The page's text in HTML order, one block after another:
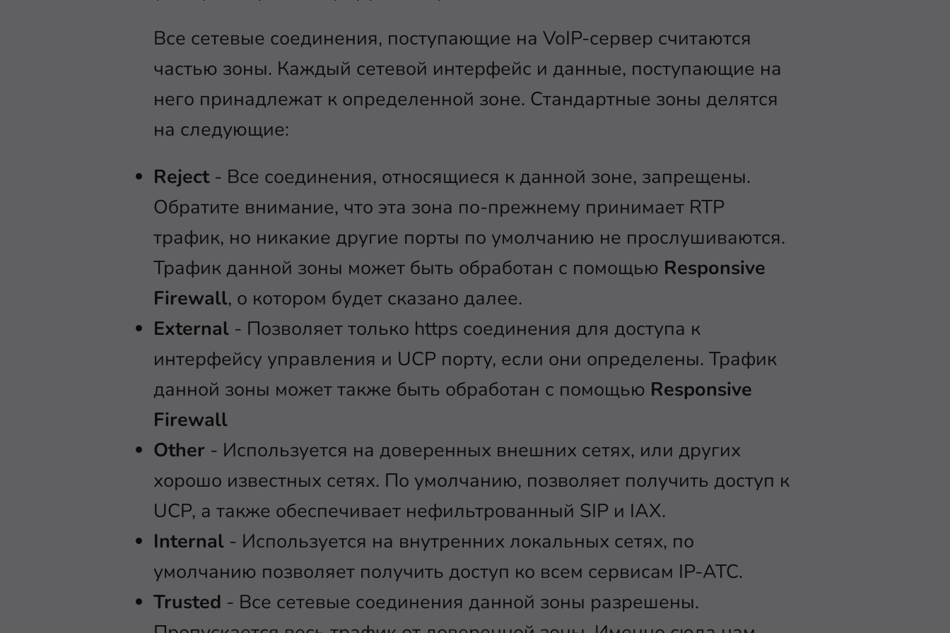
Все сетевые соединения, поступающие на VoIP-сервер считаются
частью зоны. Каждый сетевой интерфейс и данные, поступающие на
него принадлежат к определенной зоне. Стандартные зоны делятся
на следующие:
Reject- Все соединения, относящиеся к данной зоне, запрещены.
Обратите внимание, что эта зона по-прежнему принимает RTP
трафик, но никакие другие порты по умолчанию не прослушиваются.
Трафик данной зоны может быть обработан с помощью Responsive
Firewall, о котором будет сказано далее.
External - Позволяет только https соединения для доступа к
интерфейсу управления и UCP порту, если они определены. Трафик
данной зоны может также быть обработан с помощью Responsive
Firewall
Other - Используется на доверенных внешних сетях, или других
хорошо известных сетях. По умолчанию, позволяет получить доступ к
UCP, а также обеспечивает нефильтрованный SIP и IAX.
Internal - Используется на внутренних локальных сетях, по
умолчанию позволяет получить доступ ко всем сервисам IP-АТС.
Trusted - Все сетевые соединения данной зоны разрешены.